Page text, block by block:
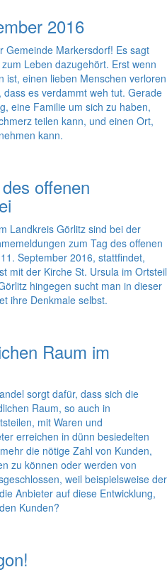
2016
Gemeinde Markersdorf! Es sagt
Leben dazugehört. Erst wenn
ist, einen lieben Menschen verloren
es verdammt weh tut. Gerade
eine Familie um sich zu haben,
teilen kann, und einen Ort,
kann.
offenen
Landkreis Görlitz sind bei der
zum Tag des offenen
September 2016, stattfindet,
mit der Kirche St. Ursula im Ortsteil
hingegen sucht man in dieser
ihre Denkmale selbst.
Raum im
sorgt dafür, dass sich die
Raum, so auch in
mit Waren und
erreichen in dünn besiedelten
die nötige Zahl von Kunden,
zu können oder werden von
weil beispielsweise der
Anbieter auf diese Entwicklung,
Kunden?